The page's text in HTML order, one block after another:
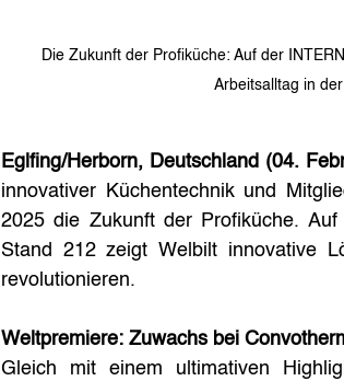
Die Zukunft der Profiküche: Auf der
Arbeitsalltag in
Eglfing/Herborn, Deutschland (04.
innovativer Küchentechnik und
2025 die Zukunft der Profiküche.
Stand 212 zeigt Welbilt innovative
revolutionieren.
Weltpremiere: Zuwachs bei
Gleich mit einem ultimativen